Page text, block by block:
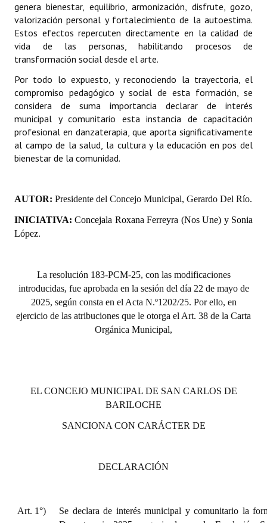
genera bienestar, equilibrio, armonización, disfrute, gozo,
valorización personal y fortalecimiento de la autoestima.
Estos efectos repercuten directamente en la calidad de
vida de las personas, habilitando procesos de
transformación social desde el arte.
Por todo lo expuesto, y reconociendo la trayectoria, el
compromiso pedagógico y social de esta formación, se
considera de suma importancia declarar de interés
municipal y comunitario esta instancia de capacitación
profesional en danzaterapia, que aporta significativamente
al campo de la salud, la cultura y la educación en pos del
bienestar de la comunidad.
AUTOR: Presidente del Concejo Municipal, Gerardo Del Río.
INICIATIVA: Concejala Roxana Ferreyra (Nos Une) ySonia
López.
La resolución 183-PCM-25, con las modificaciones
introducidas, fue aprobada en la sesión del día 22 de mayo de
2025, según consta en el Acta N.º1202/25. Por ello, en
ejercicio de las atribuciones que le otorga el Art. 38 de la Carta
Orgánica Municipal,
EL CONCEJO MUNICIPAL DE SAN CARLOS DE
BARILOCHE
SANCIONA CON CARÁCTER DE
DECLARACIÓN
Art. 1°)
Se declara de interés municipal y comunitario la